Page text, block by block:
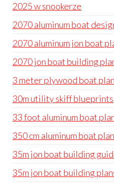
2025 w snookerze
2070 aluminum boat
2070 aluminum jon boat
2070 jon boat building
3 meter plywood boat
30m utility skiff blueprints
33 foot aluminum boat
350 cm aluminum boat
35m jon boat building
35m jon boat building